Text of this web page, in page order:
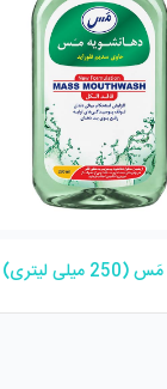
لیتری)